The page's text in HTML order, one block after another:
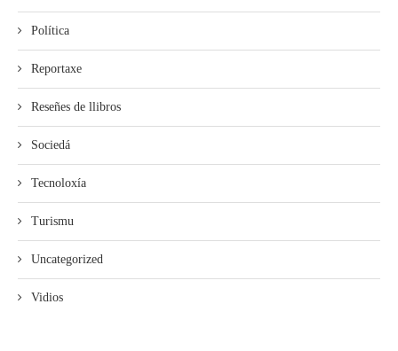
Política
Reportaxe
Reseñes de llibros
Sociedá
Tecnoloxía
Turismu
Uncategorized
Vidios